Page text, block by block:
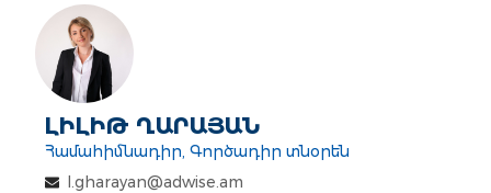
ԼԻԼԻԹ ՂԱՐԱՅԱՆ
Համահիմնադիր, Գործադիր տնօրեն
l.gharayan@adwise.am